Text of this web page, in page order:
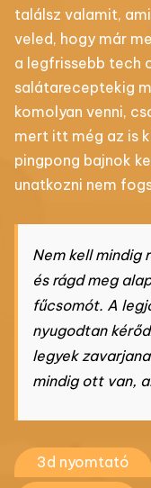
találsz valamit,
veled, hogy már
a legfrissebb tech
salátareceptekig
komolyan venni,
mert itt még az is
pingpong bajnok
unatkozni nem
Nem kell mindig
és rágd meg
fűcsomót. A
nyugodtan
legyek
mindig ott van,
3d nyomtató